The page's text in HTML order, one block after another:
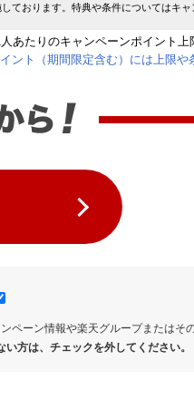
おります。特典や条件についてはキャ
あたりのキャンペーンポイント上
ント（期間限定含む）には上限や
ペーン情報や楽天グループまたはそ
い方は、チェックを外してください。